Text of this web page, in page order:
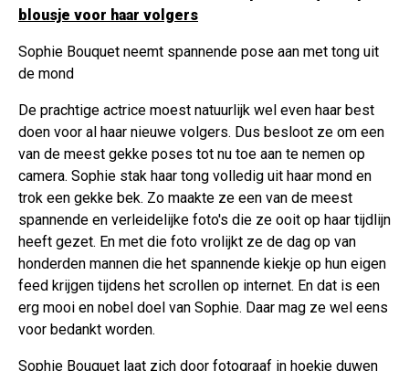
blousje voor haar volgers
Sophie Bouquet neemt spannende pose aan met tong uit
de mond
De prachtige actrice moest natuurlijk wel even haar best
doen voor al haar nieuwe volgers. Dus besloot ze om een
van de meest gekke poses tot nu toe aan te nemen op
camera. Sophie stak haar tong volledig uit haar mond en
trok een gekke bek. Zo maakte ze een van de meest
spannende en verleidelijke foto's die ze ooit op haar tijdlijn
heeft gezet. En met die foto vrolijkt ze de dag op van
honderden mannen die het spannende kiekje op hun eigen
feed krijgen tijdens het scrollen op internet. En dat is een
erg mooi en nobel doel van Sophie. Daar mag ze wel eens
voor bedankt worden.
Sophie Bouquet laat zich door fotograaf in hoekje duwen